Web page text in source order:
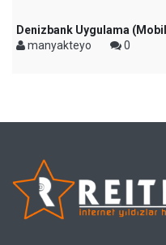
Denizbank Uygulama
manyakteyo
0